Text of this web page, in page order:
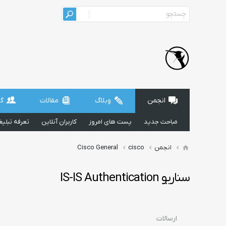
انجمن وبلاگ مقالات
مباحث جدید پست های امروز کاربران آنلاین تعرفه
انجمن cisco
Cisco General
سناریو IS-IS Authentication
ارسالات